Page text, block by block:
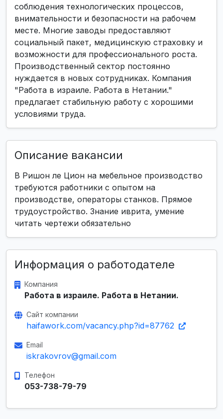
соблюдения технологических процессов,
внимательности и безопасности на рабочем
месте. Многие заводы предоставляют
социальный пакет, медицинскую страховку и
возможности для профессионального роста.
Производственный сектор постоянно
нуждается в новых сотрудниках. Компания
"Работа в израиле. Работа в Нетании."
предлагает стабильную работу с хорошими
условиями труда.
Описание вакансии
В Ришон ле Цион на мебельное производство
требуются работники с опытом на
производстве, операторы станков. Прямое
трудоустройство. Знание иврита, умение
читать чертежи обязательно
Информация о работодателе
Компания
Работа в израиле. Работа в Нетании.
Сайт компании
haifawork.com/vacancy.php?id=87762
Email
iskrakovrov@gmail.com
Телефон
053-738-79-79